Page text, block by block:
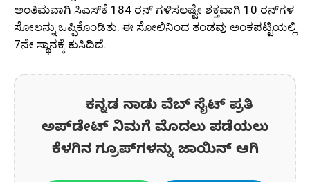
ಅಂತಿಮವಾಗಿ ಸಿಎಸ್‌ಕೆ 184 ರನ್ ಗಳಿಸಲಷ್ಟೇ ಶಕ್ತವಾಗಿ 10 ರನ್‌ಗಳ
ಸೋಲನ್ನು ಒಪ್ಪಿಕೊಂಡಿತು. ಈ ಸೋಲಿನಿಂದ ತಂಡವು ಅಂಕಪಟ್ಟಿಯಲ್ಲಿ
7ನೇ ಸ್ಥಾನಕ್ಕೆ ಕುಸಿದಿದೆ.
ಕನ್ನಡ ನಾಡು ವೆಬ್ ಸೈಟ್ ಪ್ರತಿ
ಅಪ್‌ಡೇಟ್‌ ನಿಮಗೆ ಮೊದಲು ಪಡೆಯಲು
ಕೆಳಗಿನ ಗ್ರೂಪ್‌ಗಳನ್ನು ಜಾಯಿನ್ ಆಗಿ